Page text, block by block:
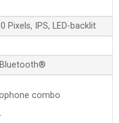
Pixels, IPS, LED-backlit
combo